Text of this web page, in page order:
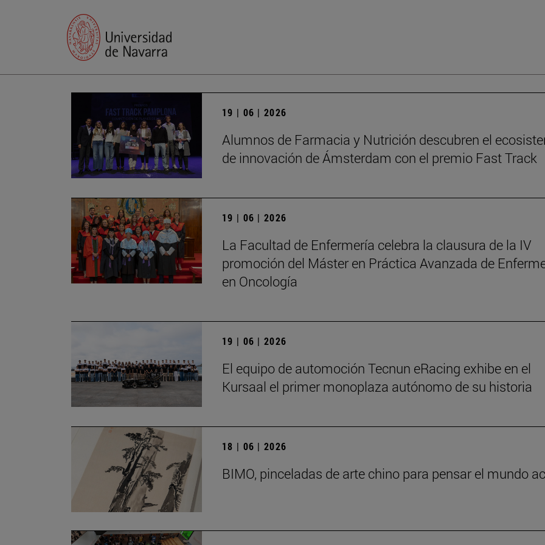
19 | 06 | 2026
Alumnos de Farmacia y Nutrición descubren el
de innovación de Ámsterdam con el premio Fast Track
19 | 06 | 2026
La Facultad de Enfermería celebra la clausura de la IV
promoción del Máster en Práctica Avanzada de
en Oncología
19 | 06 | 2026
El equipo de automoción Tecnun eRacing exhibe en el
Kursaal el primer monoplaza autónomo de su historia
18 | 06 | 2026
BIMO, pinceladas de arte chino para pensar el mundo